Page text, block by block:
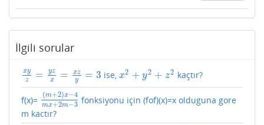
İlgili sorular
xy
z
= yz
x
= xz
y
= 3
xyz =yz x=x zy 3 ise,x2 + y2 + z2
x2+y2 +z2 kaçtır?
f(x)= (m+2)x−4
mx+2m−3
(m+2)x−4mx+2m−3
fonksiyonu için (fof)(x)=x olduguna gore
m kactır?